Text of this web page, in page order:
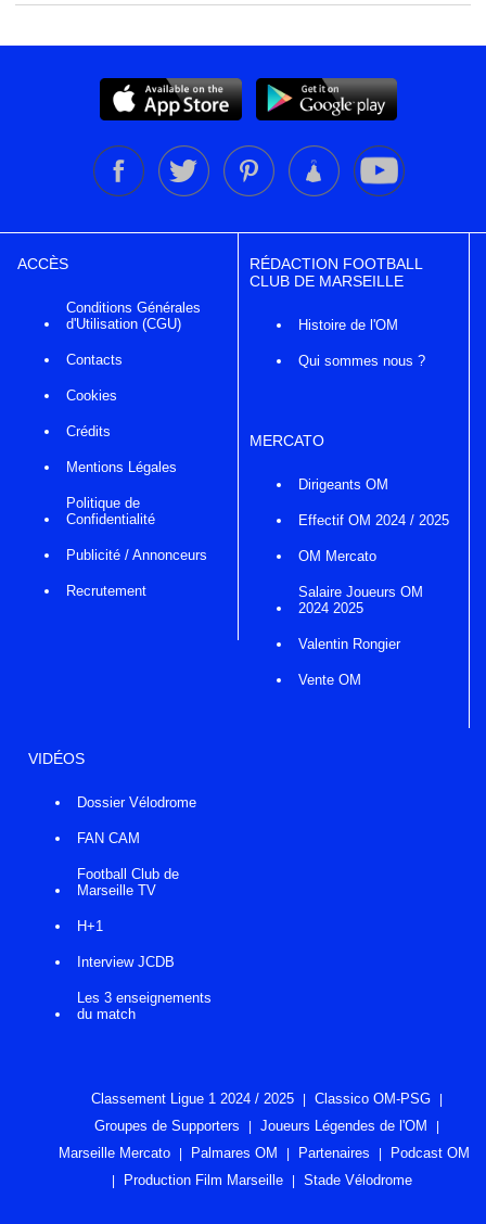
ACCÈS
Conditions Générales
d'Utilisation (CGU)
Contacts
Cookies
Crédits
Mentions Légales
Politique de
Confidentialité
Publicité / Annonceurs
Recrutement
RÉDACTION FOOTBALL
CLUB DE MARSEILLE
Histoire de l'OM
Qui sommes nous ?
MERCATO
Dirigeants OM
Effectif OM 2024 / 2025
OM Mercato
Salaire Joueurs OM
2024 2025
Valentin Rongier
Vente OM
VIDÉOS
Dossier Vélodrome
FAN CAM
Football Club de
Marseille TV
H+1
Interview JCDB
Les 3 enseignements
du match
Classement Ligue 1 2024 / 2025
Classico OM-PSG
Groupes de Supporters
Joueurs Légendes de l'OM
Marseille Mercato
Palmares OM Partenaires
Podcast OM
Production Film Marseille
Stade Vélodrome